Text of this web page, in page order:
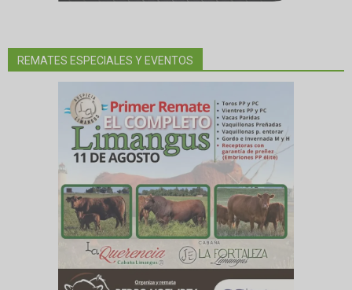
REMATES ESPECIALES Y EVENTOS